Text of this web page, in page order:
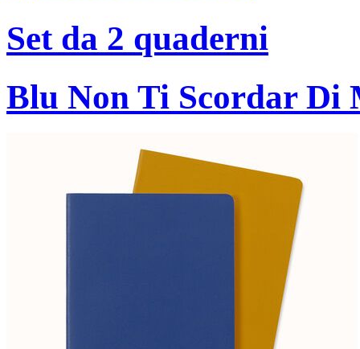
Set da 2 quaderni
Blu Non Ti Scordar Di